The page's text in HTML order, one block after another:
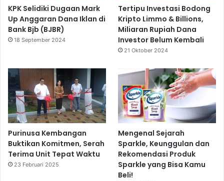
KPK Selidiki Dugaan Mark
Up Anggaran Dana Iklan di
Bank Bjb (BJBR)
18 September 2024
Tertipu Investasi Bodong
Kripto Limmo & Billions,
Miliaran Rupiah Dana
Investor Belum Kembali
21 Oktober 2024
Purinusa Kembangan
Buktikan Komitmen, Serah
Terima Unit Tepat Waktu
23 Februari 2025
Mengenal Sejarah
Sparkle, Keunggulan dan
Rekomendasi Produk
Sparkle yang Bisa Kamu
Beli!